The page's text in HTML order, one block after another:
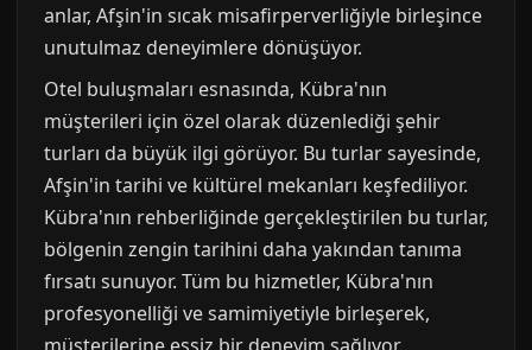
anlar, Afşin'in sıcak misafirperverliğiyle birleşince
unutulmaz deneyimlere dönüşüyor.
Otel buluşmaları esnasında, Kübra'nın
müşterileri için özel olarak düzenlediği şehir
turları da büyük ilgi görüyor. Bu turlar sayesinde,
Afşin'in tarihi ve kültürel mekanları keşfediliyor.
Kübra'nın rehberliğinde gerçekleştirilen bu turlar,
bölgenin zengin tarihini daha yakından tanıma
fırsatı sunuyor. Tüm bu hizmetler, Kübra'nın
profesyonelliği ve samimiyetiyle birleşerek,